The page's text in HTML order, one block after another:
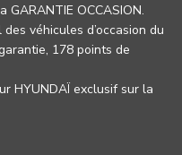
OCCASION.
véhicules d’occasion du
178 points de
HYUNDAÏ exclusif sur la